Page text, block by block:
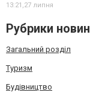
13:21,27 липня
Рубрики новин
Загальний розділ
Туризм
Будівництво